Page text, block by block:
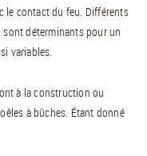
le contact du feu. Différents
déterminants pour un
variables.
à la construction ou
à bûches. Étant donné